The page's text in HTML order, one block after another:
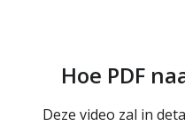
Hoe PDF
Deze video zal in